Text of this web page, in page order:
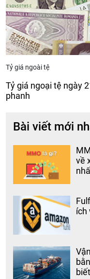
Tỷ giá ngoài tệ
Tỷ giá ngoại tệ ngày
phanh
Bài viết mới
về
ích
biết